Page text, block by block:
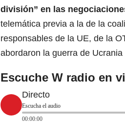
división” en las
telemática previa a la de la
responsables de la UE, de la
abordaron la guerra de
Escuche W radio en
Directo
Escucha el audio
00:00:00